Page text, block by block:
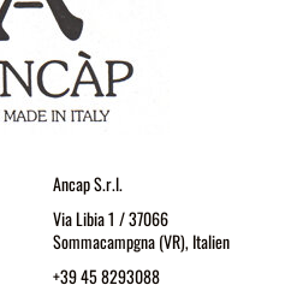
Ancap S.r.l.
Via Libia 1 / 37066
Sommacampgna (VR), Italien
+39 45 8293088